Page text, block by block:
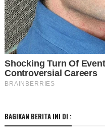
BAGIKAN BERITA INI DI :